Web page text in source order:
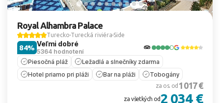
Royal Alhambra Palace
Turecko Turecká riviéra Side
Veľmi dobré
5364 hodnotení
84%
Piesočná pláž
Ležadlá a slnečníky zdarma
Hotel priamo pri pláži
Bar na pláži Tobogány
za os. od 1 017 €
za všetkých od2 034 €